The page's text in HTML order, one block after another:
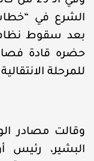
الشرع في
بعد سقوط نظام
حضره قادة
للمرحلة
وقالت مصادر
البشير،